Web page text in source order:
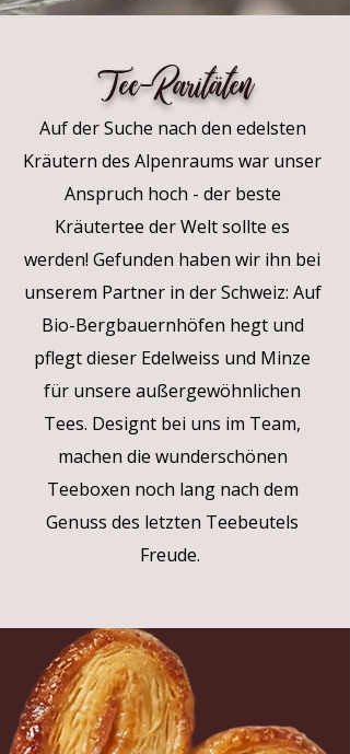
Tee-Raritäten
Auf der Suche nach den edelsten
Kräutern des Alpenraums war unser
Anspruch hoch - der beste
Kräutertee der Welt sollte es
werden! Gefunden haben wir ihn bei
unserem Partner in der Schweiz: Auf
Bio-Bergbauernhöfen hegt und
pflegt dieser Edelweiss und Minze
für unsere außergewöhnlichen
Tees. Designt bei uns im Team,
machen die wunderschönen
Teeboxen noch lang nach dem
Genuss des letzten Teebeutels
Freude.